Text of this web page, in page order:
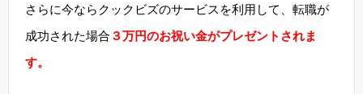
さらに今ならクックビズのサービスを利用して、転職が
成功された場合 ３万円のお祝い金がプレゼントされま
す。